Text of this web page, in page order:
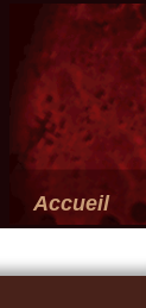
Accueil